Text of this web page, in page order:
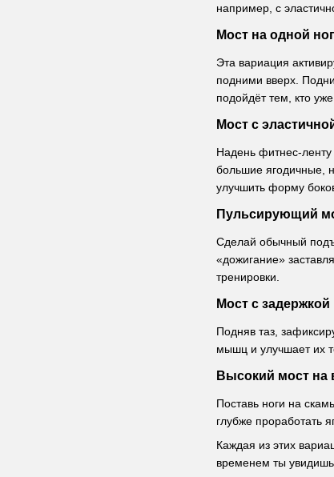
например, с
Мост на одной
Эта вариация
подними вверх.
подойдёт тем, кто
Мост с
Надень фитнес-
большие ягодичные,
улучшить форму
Пульсирующий
Сделай обычный
«дожигание»
тренировки.
Мост с задержкой
Подняв таз,
мышц и улучшает их
Высокий мост на
Поставь ноги на
глубже проработать
Каждая из этих
временем ты